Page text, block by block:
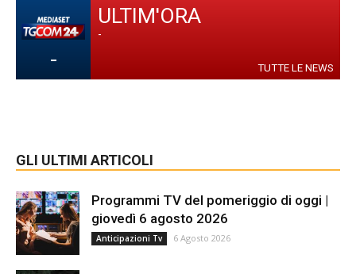
-
ULTIM'ORA
-
TUTTE LE NEWS
GLI ULTIMI ARTICOLI
Programmi TV del pomeriggio di oggi |
giovedì 6 agosto 2026
Anticipazioni Tv 6 Agosto 2026